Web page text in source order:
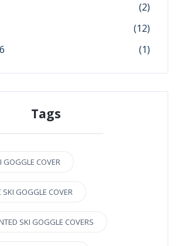
(2)
(12)
(1)
Tags
GOGGLE COVER
GOGGLE COVER
SKI GOGGLE COVERS